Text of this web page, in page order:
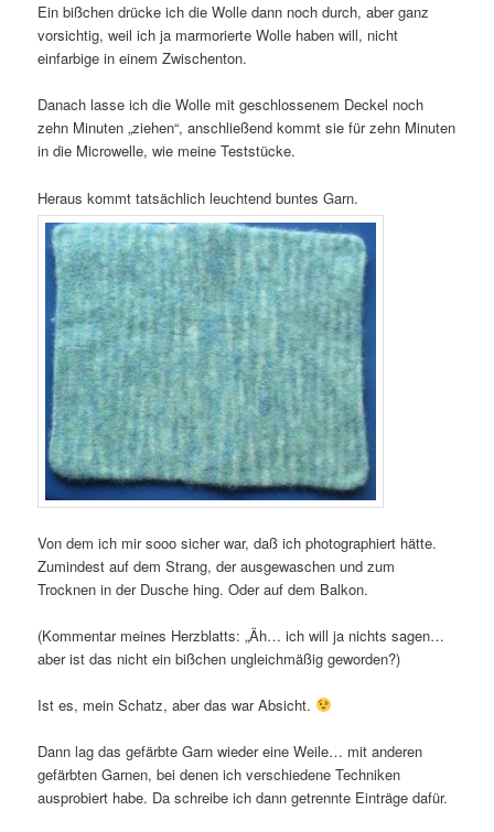
Ein bißchen drücke ich die Wolle dann noch durch, aber ganz
vorsichtig, weil ich ja marmorierte Wolle haben will, nicht
einfarbige in einem Zwischenton.
Danach lasse ich die Wolle mit geschlossenem Deckel noch
zehn Minuten „ziehen“, anschließend kommt sie für zehn Minuten
in die Microwelle, wie meine Teststücke.
Heraus kommt tatsächlich leuchtend buntes Garn.
Von dem ich mir sooo sicher war, daß ich photographiert hätte.
Zumindest auf dem Strang, der ausgewaschen und zum
Trocknen in der Dusche hing. Oder auf dem Balkon.
(Kommentar meines Herzblatts: „Äh… ich will ja nichts sagen…
aber ist das nicht ein bißchen ungleichmäßig geworden?)
Ist es, mein Schatz, aber das war Absicht.
Dann lag das gefärbte Garn wieder eine Weile… mit anderen
gefärbten Garnen, bei denen ich verschiedene Techniken
ausprobiert habe. Da schreibe ich dann getrennte Einträge dafür.